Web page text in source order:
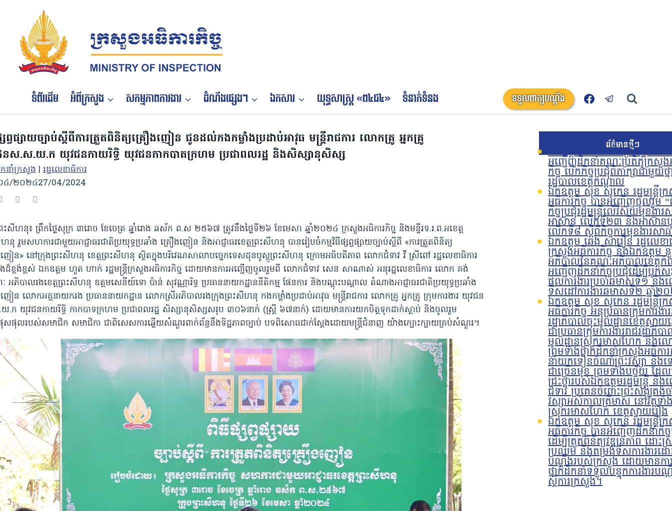
content
ទំព័រដើម អំពីក្រសួង សកម្មភាពការងារ ដំណឹងផ្សេងៗ ឯកសារ យុទ្ធសាស្ត្រ «ព៤ជ៤» ទំនាក់ទំនង ទទួលពាក្យបណ្តឹង
ព្វផ្សាយច្បាប់ស្តីពីការត្រួតពិនិត្យគ្រឿងញៀន ជូនដល់កងកម្លាំងប្រដាប់អាវុធ មន្រ្តីរាជការ លោកគ្រូ អ្នកគ្រូ
ស.ស.យ.ក យុវជនកាយរិទ្ធិ យុវជនកាកបាតក្រហម ប្រជាពលរដ្ឋ និងសិស្សានុសិស្ស
កនាំក្រសួង|រដ្ឋលេខាធិការ
៤/២០២៤27/04/2024
រះសីហនុ៖ ព្រឹកថ្ងៃសុក្រ ៣រោច ខែចេត្រ ឆ្នាំរោង ឆស័ក ព.ស ២៥៦៧ ត្រូវនឹងថ្ងៃទី២៦ ខែមេសា ឆ្នាំ២០២៤ ក្រសួងអធិការកិច្ច និងមន្ទីរទ.រ.ព.អខេត្ត
នុ រួមសហការជាមួយអាជ្ញាធរជាតិប្រយុទ្ធប្រឆាំង គ្រឿងញៀន និងអាជ្ញាធរខេត្តព្រះសីហនុ បានរៀបចំកម្មវិធីផ្សព្វផ្សាយច្បាប់ស្តីពី «ការត្រួតពិនិត្យ
ៀន» នៅក្រុងព្រះសីហនុ ខេត្តព្រះសីហនុ ស្ថិតក្នុងបរិវេណសាលាបច្ចេកទេសដុនបូស្កូព្រះសីហនុ ក្រោមអធិបតីភាព លោកជំទាវ វី ស្រីពៅ រដ្ឋលេខាធិការ
ខ្ពង់ខ្ពស់ ឯកឧត្តម ហួត ហាក់ រដ្ឋមន្រ្តីក្រសួងអធិការកិច្ច ដោយមានការអញ្ជើញចូលរួមពី លោកជំទាវ សេន សាណាស់ អនុរដ្ឋលេខាធិការ លោក គង់
អភិបាលរងខេត្តព្រះសីហនុ ឧត្តមសេនីយ៍ទោ ប៉ាន់ សុវណ្ណារិទ្ធ ប្រធាននាយកដ្ឋាននីតិកម្ម ផែនការ និងបណ្តុះបណ្តាល តំណាងអាជ្ញាធរជាតិប្រយុទ្ធប្រឆាំង
ៀន លោកអគ្គនាយករង ប្រធាននាយកដ្ឋាន លោកស្រីអភិបាលរងក្រុងព្រះសីហនុ កងកម្លាំងប្រដាប់អាវុធ មន្រ្តីរាជការ លោកគ្រូ អ្នកគ្រូ ក្រុមការងារ យុវជន
ក យុវជនកាយរិទ្ធិ កាកបាទក្រហម ប្រជាពលរដ្ឋ សិស្សានុសិស្សសរុប ៣០៦នាក់ (ស្ត្រី ៦៧នាក់) ដោយមានការយកចិត្តទុកដាក់ស្តាប់ និងចូលរួម
ផុលរបស់សមាជិក​ សមាជិកា​ ជាពិសេសការឆ្លើយសំណួរពាក់ព័ន្ធនឹងទិដ្ឋភាពច្បាប់​ បទពិសោធជាក់ស្តែងដោយមន្រ្តីជំនាញ​ យ៉ាងក្បោះក្បាយគ្រប់សំណួរ។
ព័ត៌មានថ្មីៗ
ឯកឧត្តម ហេង លឹមទ្រី រដ្ឋលេខា
អញ្ជើញដឹកនាំគណៈប្រតិភូក្រសួង
កិច្ច បើកកិច្ចប្រជុំពិភាក្សាជាមួយថ្
រដ្ឋបាលខេត្តកណ្តាល
ឯកឧត្តម សុខ សូកេន រដ្ឋមន្រ្តីក្
អធិការកិច្ច បានអញ្ជើញចូលរួម
កិច្ចប្រជុំរដ្ឋមន្ត្រីលើវិស័យមុខងា
អាស៊ាន លើកទី២៣ និងអាស៊ាន
លើកទី៨ ស្តីពីកិច្ចការមុខងារសា
ឯកឧត្តម ឆេង សារឿន រដ្ឋលេខា
ក្រសួងអធិការកិច្ច និងឯកឧត្តម នួ
អភិបាលនៃគណៈអភិបាលខេត្តកំ
អញ្ជើញដឹកនាំកិច្ចប្រជុំដើម្បីបូក
ផលការងារប្រចាំឆមាសទី១ និង
ទិសដៅការងារឆមាសទី២ ឆ្នាំ២
ឯកឧត្តម សុខ សូកេន រដ្ឋមន្រ្តីក្
អធិការកិច្ច អនុប្រធានក្រុមការងា
រដ្ឋាភិបាលចុះមូលដ្ឋានខេត្តស្វា
ជាប្រធានក្រុមការងាររាជរដ្ឋាភិប
មូលដ្ឋានស្រុករមាសហែក និងល
ព្រមទាំងថ្នាក់ដឹកនាំក្រសួងអធិការ
នាំយកទៀនចំណាំព្រះវស្សា និងទ
ជាច្រើនមុខ ព្រមទាំងបច្ច័យ ដែល
ជ្រះថ្លារបស់ឯកឧត្តមរដ្ឋមន្រ្តី និ
ជំទាវ ប្រគេនចំពោះព្រះសង្ឃគង់ច
វស្សាអស់កាលត្រីមាស នៅវត្តទ
ស្រុករមាសហែក ខេត្តស្វាយរៀង
ឯកឧត្តម សុខ សូកេន រដ្ឋមន្រ្តីក្
អធិការកិច្ច បានអញ្ជើញដឹកនាំកិច្
ដើម្បីត្រួតពិនិត្យវឌ្ឍនភាព ដោះស្
ប្រឈម និងតម្រង់ទិសការងារដ
បណ្តឹងរបស់ក្រសួង ដោយមានក
ថ្នាក់ដឹកនាំទទួលបន្ទុកការងារប
ស្ដីការក្រសួង។